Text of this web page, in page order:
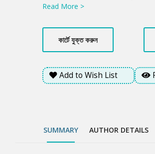
ওয়েস্টের স্বাদ। প্রিয় পাঠক, মাথায় হ্যাট চাপিয়ে,
কাউবয় হওয়ার দুর্লভ একটা সুযোগ পাচ্ছেন…
Read More >
কার্টে যুক্ত করুন
Add to Wish List
SUMMARY AUTHOR DETAILS